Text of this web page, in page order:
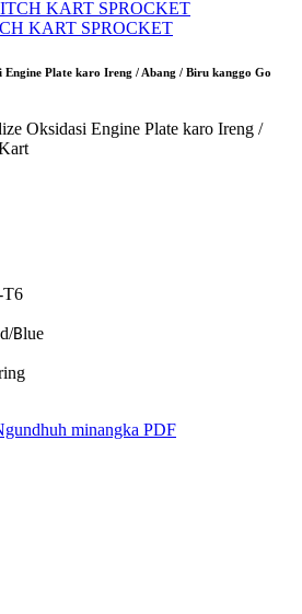
KART SPROCKET
Engine Plate karo Ireng / Abang / Biru kanggo Go
T6
Blue
minangka PDF